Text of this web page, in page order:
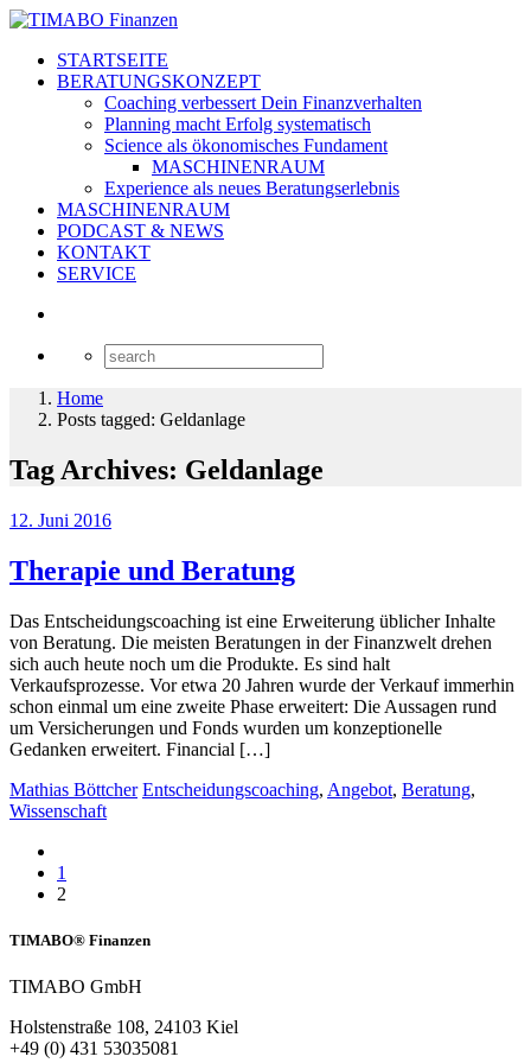
STARTSEITE
BERATUNGSKONZEPT
Coaching verbessert Dein Finanzverhalten
Planning macht Erfolg systematisch
Science als ökonomisches Fundament
MASCHINENRAUM
Experience als neues Beratungserlebnis
MASCHINENRAUM
PODCAST & NEWS
KONTAKT
SERVICE
Home
Posts tagged: Geldanlage
Tag Archives: Geldanlage
12. Juni 2016
Therapie und Beratung
Das Entscheidungscoaching ist eine Erweiterung üblicher Inhalte
von Beratung. Die meisten Beratungen in der Finanzwelt drehen
sich auch heute noch um die Produkte. Es sind halt
Verkaufsprozesse. Vor etwa 20 Jahren wurde der Verkauf immerhin
schon einmal um eine zweite Phase erweitert: Die Aussagen rund
um Versicherungen und Fonds wurden um konzeptionelle
Gedanken erweitert. Financial […]
Mathias Böttcher Entscheidungscoaching, Angebot, Beratung,
Wissenschaft
1
2
TIMABO® Finanzen
TIMABO GmbH
Holstenstraße 108, 24103 Kiel
+49 (0) 431 53035081